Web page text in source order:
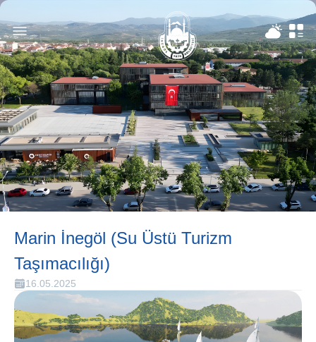
Marin İnegöl (Su Üstü Turizm
Taşımacılığı)
16.05.2025